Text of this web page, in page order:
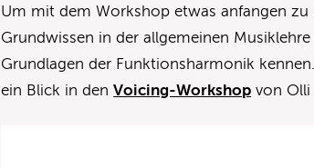
Um mit dem Workshop etwas anfangen
Grundwissen in der allgemeinen
Grundlagen der Funktionsharmonik
ein Blick in denVoicing-Workshop von Olli